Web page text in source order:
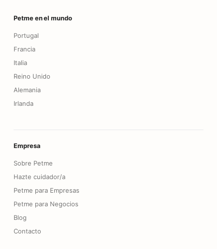
Petme en el mundo
Portugal
Francia
Italia
Reino Unido
Alemania
Irlanda
Empresa
Sobre Petme
Hazte cuidador/a
Petme para Empresas
Petme para Negocios
Blog
Contacto